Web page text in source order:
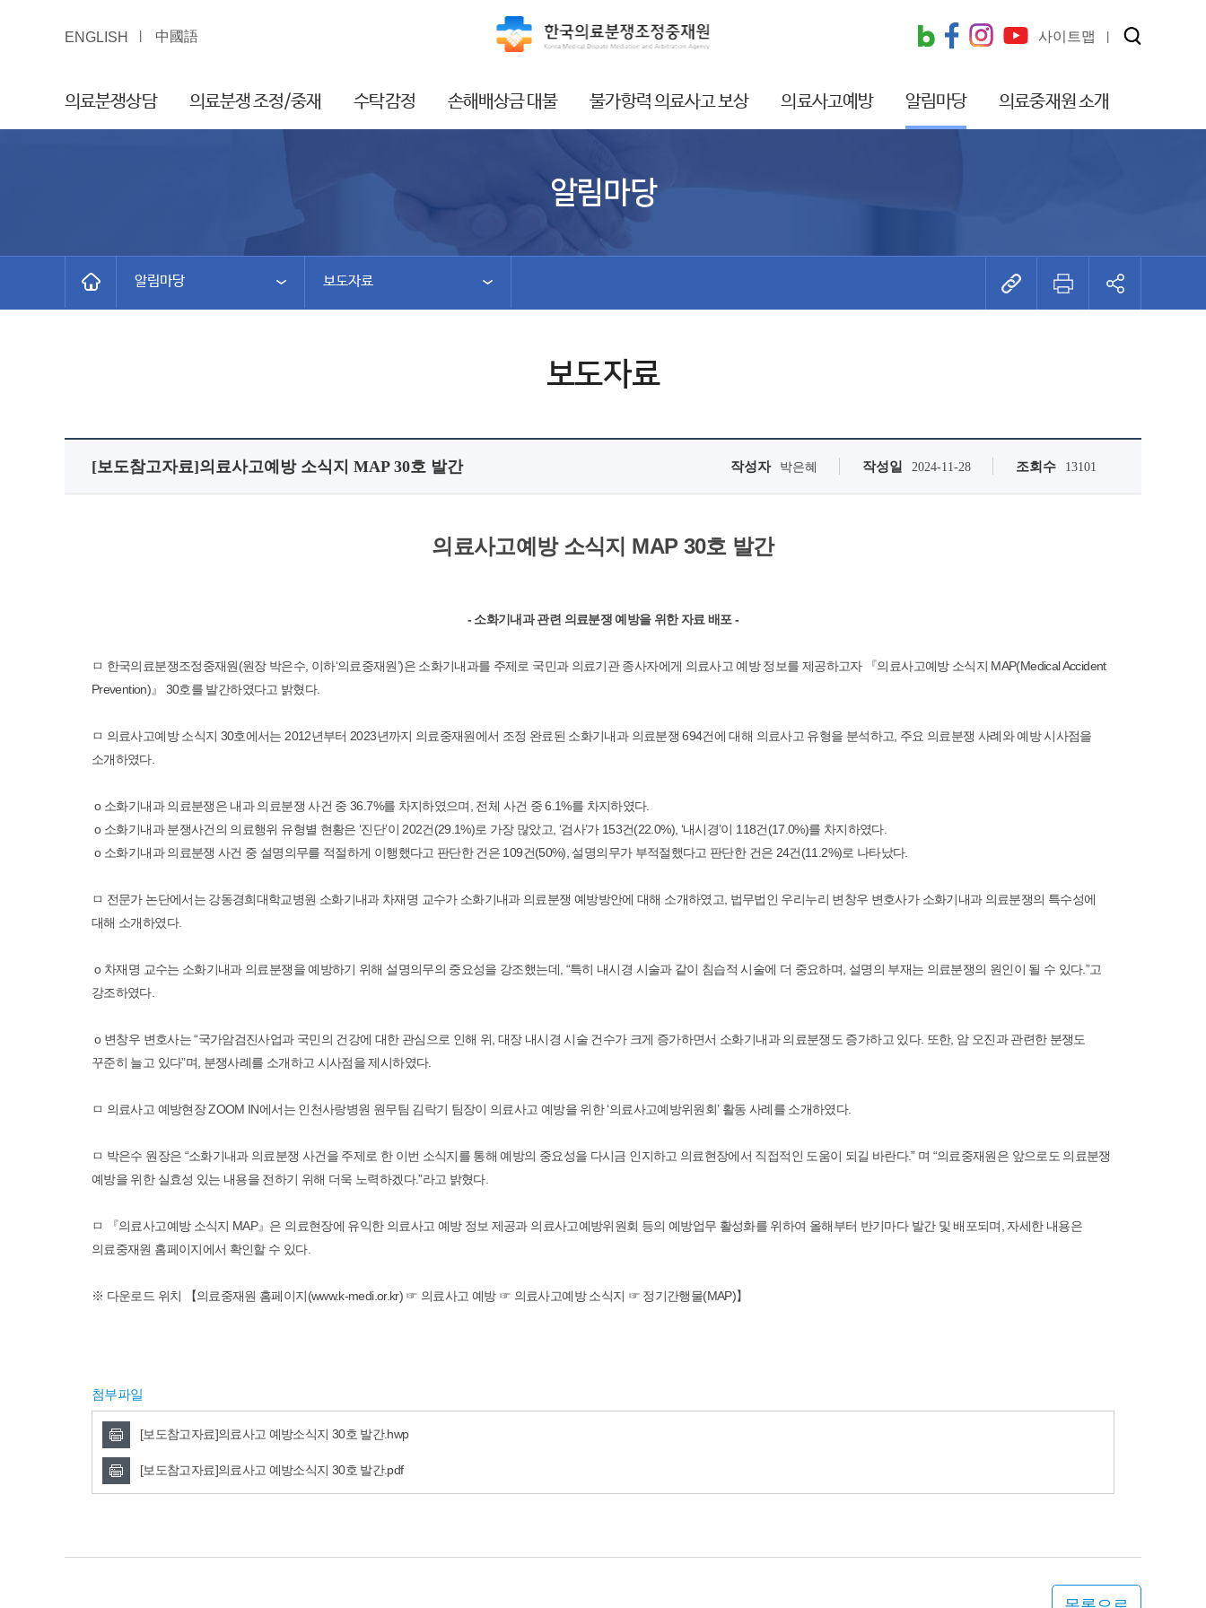
ENGLISH 中國語 사이트맵
의료분쟁상담 의료분쟁 조정/중재 수탁감정 손해배상금 대불 불가항력 의료사고 보상 의료사고예방 알림마당 의료중재원 소개
알림마당
알림마당 보도자료
보도자료
[보도참고자료]의료사고예방 소식지 MAP 30호 발간 작성자 박은혜 작성일 2024-11-28 조회수 13101
의료사고예방 소식지 MAP 30호 발간
- 소화기내과 관련 의료분쟁 예방을 위한 자료 배포 -
ㅁ 한국의료분쟁조정중재원(원장 박은수, 이하‘의료중재원’)은 소화기내과를 주제로 국민과 의료기관 종사자에게 의료사고 예방 정보를 제공하고자 『의료사고예방 소식지 MAP(Medical Accident
Prevention)』 30호를 발간하였다고 밝혔다.
ㅁ 의료사고예방 소식지 30호에서는 2012년부터 2023년까지 의료중재원에서 조정 완료된 소화기내과 의료분쟁 694건에 대해 의료사고 유형을 분석하고, 주요 의료분쟁 사례와 예방 시사점을
소개하였다.
o 소화기내과 의료분쟁은 내과 의료분쟁 사건 중 36.7%를 차지하였으며, 전체 사건 중 6.1%를 차지하였다.
o 소화기내과 분쟁사건의 의료행위 유형별 현황은 ‘진단’이 202건(29.1%)로 가장 많았고, ‘검사’가 153건(22.0%), ‘내시경’이 118건(17.0%)를 차지하였다.
o 소화기내과 의료분쟁 사건 중 설명의무를 적절하게 이행했다고 판단한 건은 109건(50%), 설명의무가 부적절했다고 판단한 건은 24건(11.2%)로 나타났다.
ㅁ 전문가 논단에서는 강동경희대학교병원 소화기내과 차재명 교수가 소화기내과 의료분쟁 예방방안에 대해 소개하였고, 법무법인 우리누리 변창우 변호사가 소화기내과 의료분쟁의 특수성에
대해 소개하였다.
o 차재명 교수는 소화기내과 의료분쟁을 예방하기 위해 설명의무의 중요성을 강조했는데, “특히 내시경 시술과 같이 침습적 시술에 더 중요하며, 설명의 부재는 의료분쟁의 원인이 될 수 있다.”고
강조하였다.
o 변창우 변호사는 “국가암검진사업과 국민의 건강에 대한 관심으로 인해 위, 대장 내시경 시술 건수가 크게 증가하면서 소화기내과 의료분쟁도 증가하고 있다. 또한, 암 오진과 관련한 분쟁도
꾸준히 늘고 있다”며, 분쟁사례를 소개하고 시사점을 제시하였다.
ㅁ 의료사고 예방현장 ZOOM IN에서는 인천사랑병원 원무팀 김락기 팀장이 의료사고 예방을 위한 ‘의료사고예방위원회’ 활동 사례를 소개하였다.
ㅁ 박은수 원장은 “소화기내과 의료분쟁 사건을 주제로 한 이번 소식지를 통해 예방의 중요성을 다시금 인지하고 의료현장에서 직접적인 도움이 되길 바란다.” 며 “의료중재원은 앞으로도 의료분쟁
예방을 위한 실효성 있는 내용을 전하기 위해 더욱 노력하겠다.”라고 밝혔다.
ㅁ 『의료사고예방 소식지 MAP』은 의료현장에 유익한 의료사고 예방 정보 제공과 의료사고예방위원회 등의 예방업무 활성화를 위하여 올해부터 반기마다 발간 및 배포되며, 자세한 내용은
의료중재원 홈페이지에서 확인할 수 있다.
※ 다운로드 위치 【의료중재원 홈페이지(www.k-medi.or.kr) ☞ 의료사고 예방 ☞ 의료사고예방 소식지 ☞ 정기간행물(MAP)】
첨부파일
[보도참고자료]의료사고 예방소식지 30호 발간.hwp
[보도참고자료]의료사고 예방소식지 30호 발간.pdf